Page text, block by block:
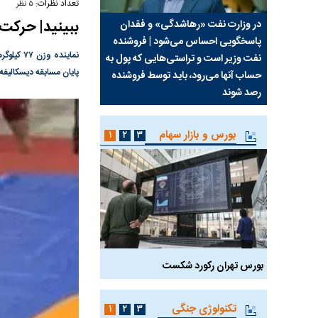
تعداد نظرات: ۵ نظر
ببینید|
پایان مسابقه
در وزارت نفت «رهاشدگی» و فقدان
پاسخگویی احساس می‌شود | فروشنده
نفت وزیر است و تراستی‌هایی که پول به
حساب آنها می‌رود، باید توسط فروشنده
رصد شوند
چرا رویای آمریکایی
نابودی محور مقاومت
واشنگتن را زمین زد
بورس و بازار سهام
بورس تهران رکورد شکست
۱ ۲ ۳
تکنولوژی جنگی ۱ ۲ ۳